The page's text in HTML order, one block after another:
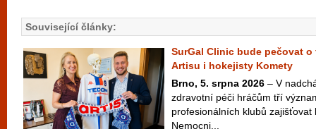
Související články:
SurGal Clinic bude pečovat
Artisu i hokejisty Komety
Brno, 5. srpna 2026 – V
zdravotní péči hráčům tří
profesionálních klubů zajišťovat
Nemocni...